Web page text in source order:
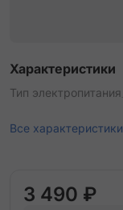
Характеристики
Тип электропитания
Все характеристики
3 490 ₽